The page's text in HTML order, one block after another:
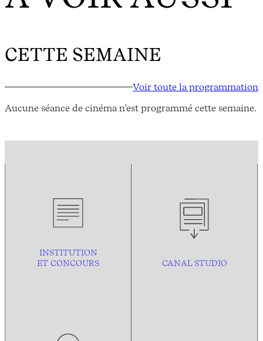
CETTE SEMAINE
Voir toute la programmation
Aucune séance de cinéma n'est programmé cette semaine.
INSTITUTION
ET CONCOURS
CANAL STUDIO